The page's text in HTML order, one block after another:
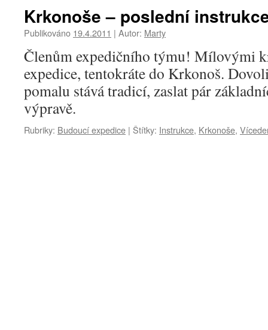
Krkonoše – poslední
Publikováno 19.4.2011 | Autor: Marty
Členům expedičního týmu! Mílovými
expedice, tentokráte do Krkonoš.
pomalu stává tradicí, zaslat pár
výpravě.
Rubriky: Budoucí expedice | Štítky: Instrukce, Krkonoše,